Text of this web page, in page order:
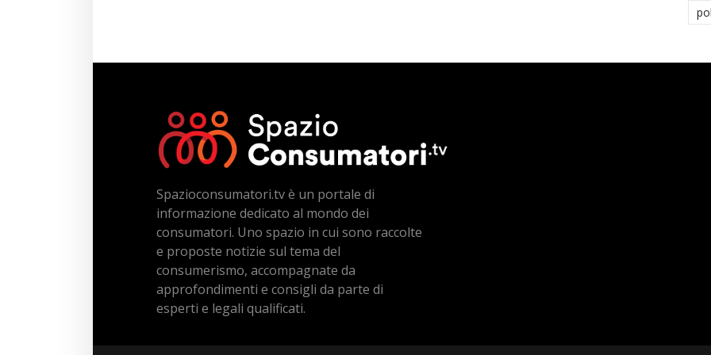
Spazioconsumatori.tv è un portale di
informazione dedicato al mondo dei
consumatori. Uno spazio in cui sono raccolte
e proposte notizie sul tema del
consumerismo, accompagnate da
approfondimenti e consigli da parte di
esperti e legali qualificati.